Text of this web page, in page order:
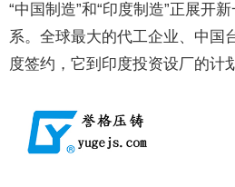
“中国制造”和“印度制造”正展开
系。全球最大的代工企业、中国
度签约，它到印度投资设厂的计